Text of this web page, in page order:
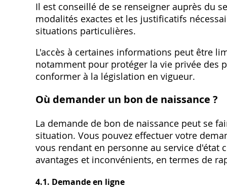
Il est conseillé de se renseigner auprès du
modalités exactes et les justificatifs
situations particulières.
L'accès à certaines informations peut être
notamment pour protéger la vie privée des
conformer à la législation en vigueur.
Où demander un bon de naissance ?
La demande de bon de naissance peut se
situation. Vous pouvez effectuer votre
vous rendant en personne au service d'état
avantages et inconvénients, en termes de
4.1. Demande en ligne